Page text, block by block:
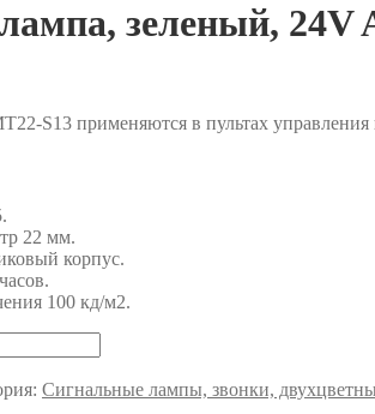
зеленый, 24V
S13 применяются в пультах
22 мм.
корпус.
100 кд/м2.
Сигнальные лампы, звонки,